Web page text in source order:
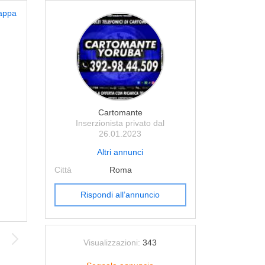
Cartomante
Inserzionista privato dal
26.01.2023
Altri annunci
Città
Roma
Rispondi all’annuncio
Visualizzazioni: 343